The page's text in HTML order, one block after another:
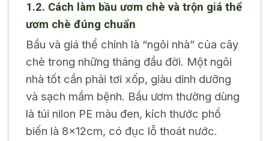
1.2. Cách làm bầu ươm chè và trộn giá thể
ươm chè đúng chuẩn
Bầu và giá thể chính là “ngôi nhà” của cây
chè trong những tháng đầu đời. Một ngôi
nhà tốt cần phải tơi xốp, giàu dinh dưỡng
và sạch mầm bệnh. Bầu ươm thường dùng
là túi nilon PE màu đen, kích thước phổ
biến là 8x12cm, có đục lỗ thoát nước.